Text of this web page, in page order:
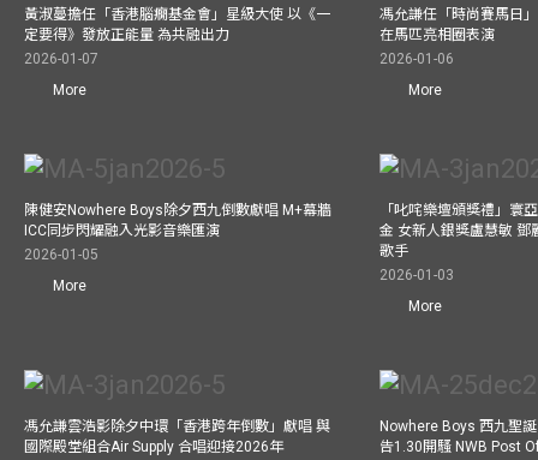
黃淑蔓擔任「香港腦癇基金會」星級大使 以《一
定要得》發放正能量 為共融出力
2026-01-07
More
馮允謙任「時尚賽馬日
在馬匹亮相圈表演
2026-01-06
More
陳健安Nowhere Boys除夕西九倒數獻唱 M+幕牆
ICC同步閃耀融入光影音樂匯演
2026-01-05
More
「叱咤樂壇頒獎禮」寰
金 女新人銀獎盧慧敏 鄧
歌手
2026-01-03
More
馮允謙雲浩影除夕中環「香港跨年倒數」獻唱 與
國際殿堂組合Air Supply 合唱迎接2026年
Nowhere Boys 西九聖
告1.30開騷 NWB Post